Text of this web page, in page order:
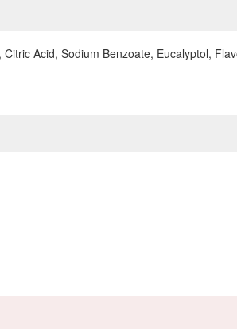
Acid, Sodium Benzoate, Eucalyptol,